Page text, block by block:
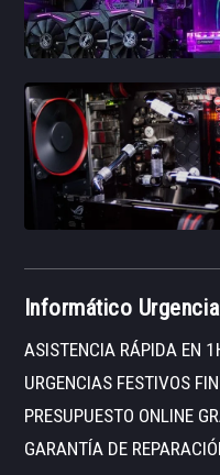
Informático
ASISTENCIA RÁPIDA EN
URGENCIAS FESTIVOS
PRESUPUESTO ONLINE
GARANTÍA DE